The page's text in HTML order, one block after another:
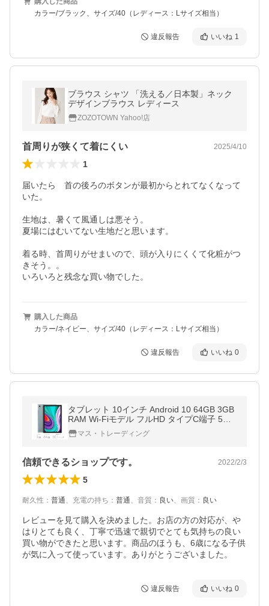
カラー/ブラック、サイズ/40（レディース：Lサイズ相当）
違反報告 いいね 1
ブラウス シャツ 「洗える／日本製」ネック
デザインブラウス レディース
ZOZOTOWN Yahoo!店
首周りが狭くて着にくい 2025/4/10
1
届いたら　首の後ろのボタンが最初からとれてなくなって
いた。
生地は、暑くて風通しは悪そう。
夏場にはむいてない生地だと思います。
着る時、首周りがせまいので、頭が入りにくくて化粧がつ
きそう。。
いろいろと残念な買い物でした。
購入した商品
カラー/ネイビー、サイズ/40（レディース：Lサイズ相当）
違反報告 いいね 0
タブレット 10インチ Android 10 64GB 3GB
RAM Wi-Fiモデル フルHD タイプC端子 5GH
z帯 GPS 1300万画素 8コア WINNOVO
マス・トレーディング
信頼できるショップです。 2022/2/3
5
耐久性 ： 普通、 充電の持ち ： 普通、 音質 ： 良い、 画質 ： 良い
レビューを見て購入を決めました。お店の方の対応が、や
はりとても良く、丁寧で迅速で親切でとても気持ちの良い
買い物ができたと思います。商品のほうも、6歳になる子供
が気に入って使っています。ありがとうございました。
違反報告 いいね 0